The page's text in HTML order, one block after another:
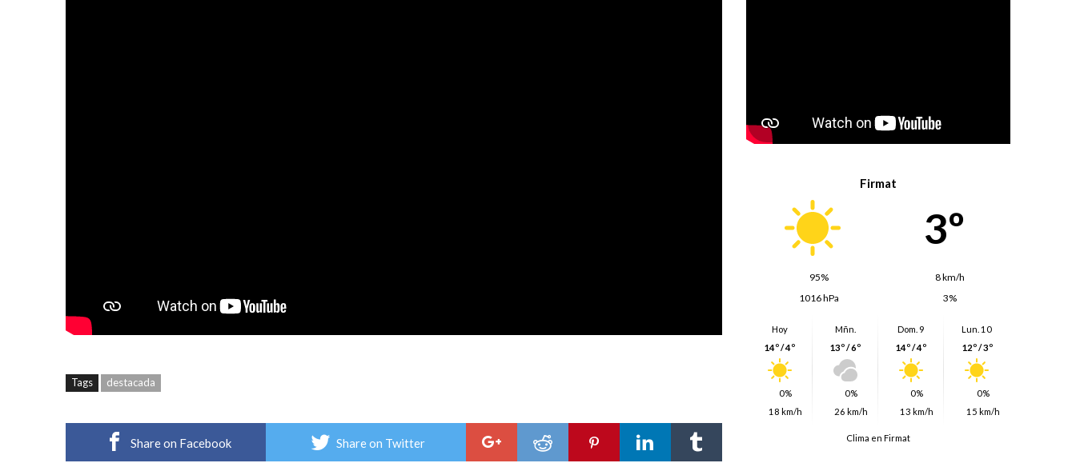
Tags destacada
Share on Facebook Share on Twitter
Firmat
3º
95%
8 km/h
1016 hPa
3%
Hoy
14º / 4º
0%
18 km/h
Mñn.
13º / 6º
0%
26 km/h
Dom. 9
14º / 4º
0%
13 km/h
Lun. 10
12º / 3º
0%
15 km/h
Clima en Firmat